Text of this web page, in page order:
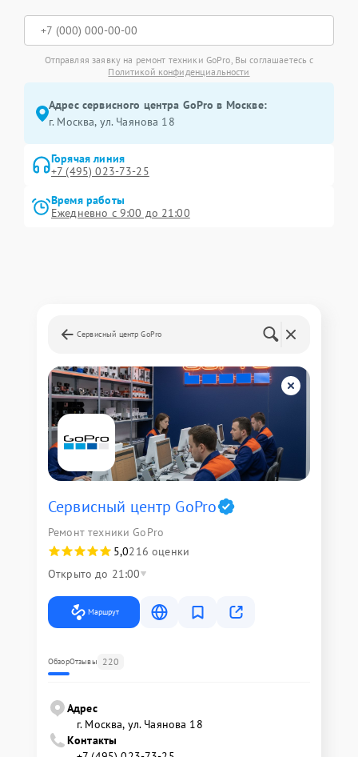
Отправляя заявку на ремонт техники GoPro, Вы соглашаетесь с
Политикой конфиденциальности
Адрес сервисного центра GoPro в Москве:
г. Москва, ул. Чаянова 18
Горячая линия
+7 (495) 023-73-25
Время работы
Ежедневно с 9:00 до 21:00
Сервисный центр GoPro
Сервисный центр GoPro
Ремонт техники GoPro
5,0216 оценки
Открыто до 21:00
Маршрут
ОбзорОтзывы 220
Адрес
г. Москва, ул. Чаянова 18
Контакты